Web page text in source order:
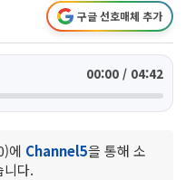
구글 선호매체 추가
00:00 / 04:42
에 Channel5을 통해 소
니다.